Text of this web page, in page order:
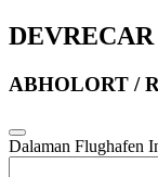
ABHOLORT /
Dalaman Flughafen